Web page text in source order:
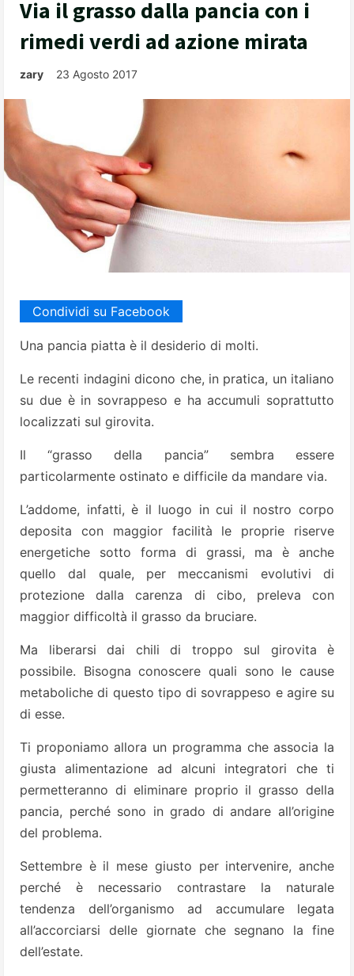
Via il grasso dalla pancia con i
rimedi verdi ad azione mirata
zary 23 Agosto 2017
Condividi su Facebook
Una pancia piatta è il desiderio di molti.
Le recenti indagini dicono che, in pratica, un italiano
su due è in sovrappeso e ha accumuli soprattutto
localizzati sul girovita.
Il “grasso della pancia” sembra essere
particolarmente ostinato e difficile da mandare via.
L’addome, infatti, è il luogo in cui il nostro corpo
deposita con maggior facilità le proprie riserve
energetiche sotto forma di grassi, ma è anche
quello dal quale, per meccanismi evolutivi di
protezione dalla carenza di cibo, preleva con
maggior difficoltà il grasso da bruciare.
Ma liberarsi dai chili di troppo sul girovita è
possibile. Bisogna conoscere quali sono le cause
metaboliche di questo tipo di sovrappeso e agire su
di esse.
Ti proponiamo allora un programma che associa la
giusta alimentazione ad alcuni integratori che ti
permetteranno di eliminare proprio il grasso della
pancia, perché sono in grado di andare all’origine
del problema.
Settembre è il mese giusto per intervenire, anche
perché è necessario contrastare la naturale
tendenza dell’organismo ad accumulare legata
all’accorciarsi delle giornate che segnano la fine
dell’estate.